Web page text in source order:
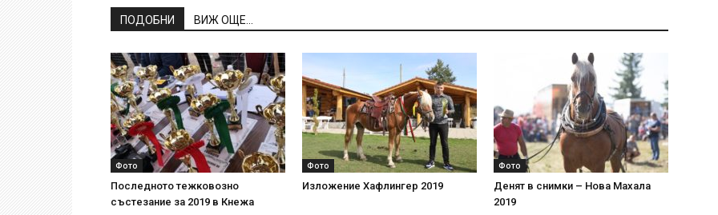
ПОДОБНИ ВИЖ ОЩЕ...
Фото
Последното тежковозно
състезание за 2019 в Кнежа
Фото
Изложение Хафлингер 2019
Фото
Денят в снимки – Нова Махала
2019